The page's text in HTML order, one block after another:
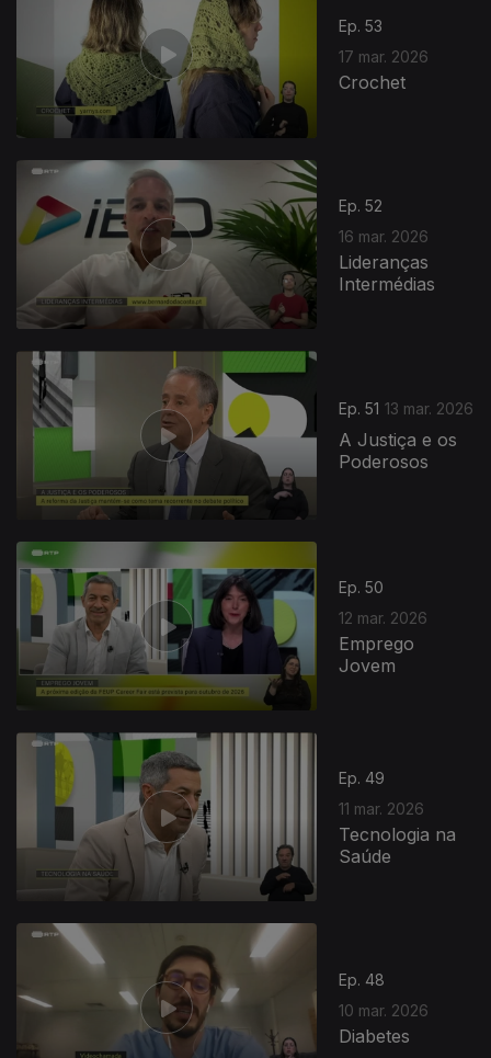
Ep. 53
17 mar. 2026
Crochet
Ep. 52
16 mar. 2026
Lideranças
Intermédias
Ep. 51 13 mar. 2026
A Justiça e os
Poderosos
Ep. 50
12 mar. 2026
Emprego
Jovem
Ep. 49
11 mar. 2026
Tecnologia na
Saúde
Ep. 48
10 mar. 2026
Diabetes